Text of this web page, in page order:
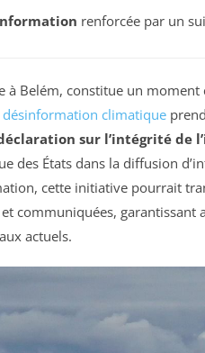
renforcée par un
à Belém, constitue un
désinformation climatique
sur l’intégrité de
des États dans la diffusion
cette initiative pourrait
communiquées, garantissant
actuels.